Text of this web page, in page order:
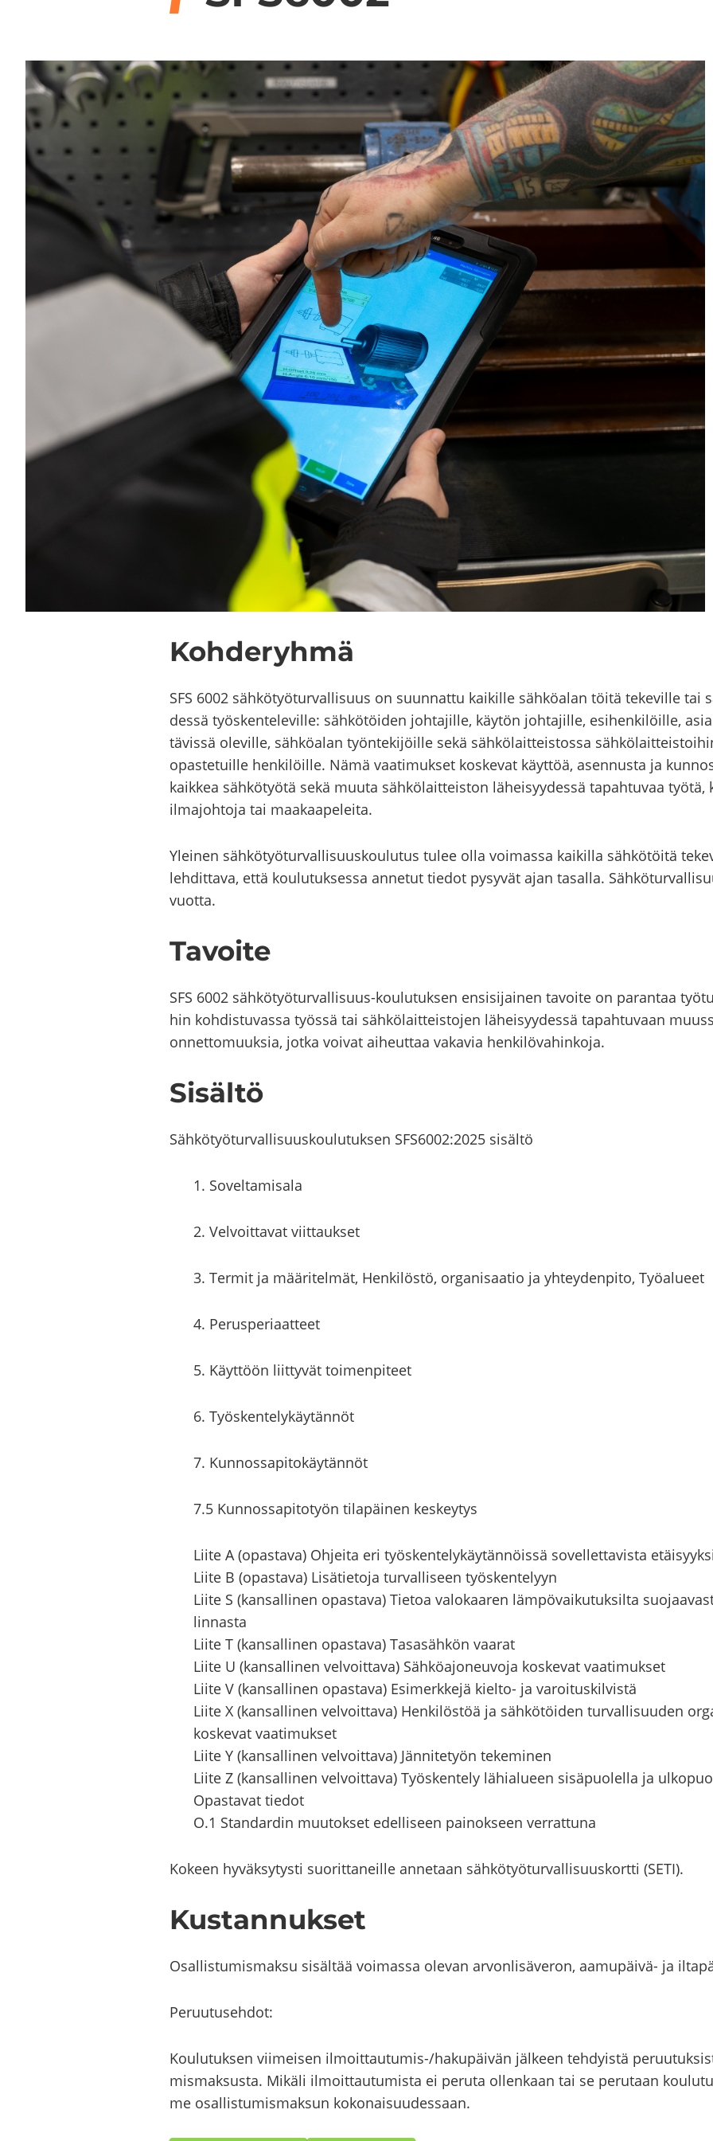
Koh­de­ryh­mä
SFS 6002 säh­kö­työ­tur­val­li­suus on suun­nat­tu kai­kil­le säh­kö­alan töitä te­ke­vil­le
des­sä työs­ken­te­le­vil­le: säh­kö­töi­den joh­ta­jil­le, käy­tön joh­ta­jil­le, esi­hen­ki­löil­le,
tä­vis­sä ole­vil­le, säh­kö­alan työn­te­ki­jöil­le sekä säh­kö­lait­teis­tos­sa
opas­te­tuil­le hen­ki­löil­le. Nämä vaa­ti­muk­set kos­ke­vat käyt­töä, asen­nus­ta ja
kaik­kea säh­kö­työ­tä sekä muuta säh­kö­lait­teis­ton lä­hei­syy­des­sä ta­pah­tu­vaa
il­ma­joh­to­ja tai maa­kaa­pe­lei­ta.
Ylei­nen säh­kö­työ­tur­val­li­suus­kou­lu­tus tulee olla voi­mas­sa kai­kil­la säh­kö­töi­tä
leh­dit­ta­va, että kou­lu­tuk­ses­sa an­ne­tut tie­dot py­sy­vät ajan ta­sal­la.
vuot­ta.
Ta­voi­te
SFS 6002 sähkötyöturvallisuus-​koulutuksen en­si­si­jai­nen ta­voi­te on pa­ran­taa
hin koh­dis­tu­vas­sa työs­sä tai säh­kö­lait­teis­to­jen lä­hei­syy­des­sä ta­pah­tu­vaan
on­net­to­muuk­sia, jotka voi­vat ai­heut­taa va­ka­via hen­ki­lö­va­hin­ko­ja.
Si­säl­tö
Säh­kö­työ­tur­val­li­suus­kou­lu­tuk­sen SFS6002:2025 si­säl­tö
1. So­vel­ta­mi­sa­la
2. Vel­voit­ta­vat viit­tauk­set
3. Ter­mit ja mää­ri­tel­mät, Hen­ki­lös­tö, or­ga­ni­saa­tio ja yh­tey­den­pi­to, Työ­alu­eet
4. Pe­rus­pe­ri­aat­teet
5. Käyt­töön liit­ty­vät toi­men­pi­teet
6. Työs­ken­te­ly­käy­tän­nöt
7. Kun­nos­sa­pi­to­käy­tän­nöt
7.5 Kun­nos­sa­pi­to­työn ti­la­päi­nen kes­key­tys
Liite A (opas­ta­va) Oh­jei­ta eri työs­ken­te­ly­käy­tän­nöis­sä so­vel­let­ta­vis­ta
Liite B (opas­ta­va) Li­sä­tie­to­ja tur­val­li­seen työs­ken­te­lyyn
Liite S (kan­sal­li­nen opas­ta­va) Tie­toa va­lo­kaa­ren läm­pö­vai­ku­tuk­sil­ta
lin­nas­ta
Liite T (kan­sal­li­nen opas­ta­va) Ta­sa­säh­kön vaa­rat
Liite U (kan­sal­li­nen vel­voit­ta­va) Säh­kö­ajo­neu­vo­ja kos­ke­vat vaa­ti­muk­set
Liite V (kan­sal­li­nen opas­ta­va) Esi­merk­ke­jä kielto-​ ja va­roi­tus­kil­vis­tä
Liite X (kan­sal­li­nen vel­voit­ta­va) Hen­ki­lös­töä ja säh­kö­töi­den tur­val­li­suu­den
kos­ke­vat vaa­ti­muk­set
Liite Y (kan­sal­li­nen vel­voit­ta­va) Jän­ni­te­työn te­ke­mi­nen
Liite Z (kan­sal­li­nen vel­voit­ta­va) Työs­ken­te­ly lä­hia­lu­een si­sä­puo­lel­la ja
Opas­ta­vat tie­dot
O.1 Stan­dar­din muu­tok­set edel­li­seen pai­nok­seen ver­rat­tu­na
Ko­keen hy­väk­sy­tys­ti suo­rit­ta­neil­le an­ne­taan säh­kö­työ­tur­val­li­suus­kort­ti (SETI).
Kus­tan­nuk­set
Osal­lis­tu­mis­mak­su si­säl­tää voi­mas­sa ole­van ar­von­li­sä­ve­ron, aamupäivä-​ ja
Pe­ruu­tuseh­dot:
Kou­lu­tuk­sen vii­mei­sen ilmoittautumis-​/ha­ku­päi­vän jäl­keen teh­dyis­tä
mis­mak­sus­ta. Mi­kä­li il­moit­tau­tu­mis­ta ei pe­ru­ta ol­len­kaan tai se pe­ru­taan
me osal­lis­tu­mis­mak­sun ko­ko­nai­suu­des­saan.